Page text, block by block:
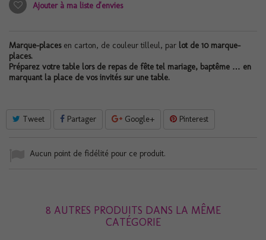
Ajouter à ma liste d'envies
Marque-placesen carton, de couleur tilleul, par lot de 10 marque-
places.
Préparez votre table lors de repas de fête tel mariage, baptême … en
marquant la place de vos invités sur une table.
Tweet Partager Google+ Pinterest
Aucun point de fidélité pour ce produit.
8 AUTRES PRODUITS DANS LA MÊME
CATÉGORIE